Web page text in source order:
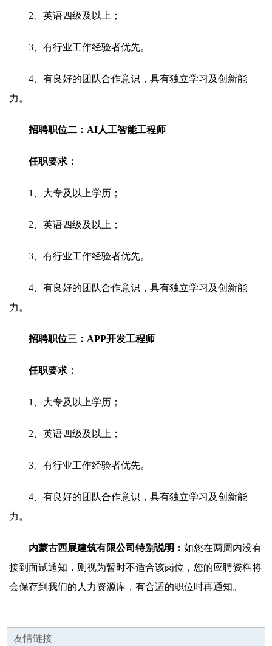
2、英语四级及以上；
3、有行业工作经验者优先。
4、有良好的团队合作意识，具有独立学习及创新能
力。
招聘职位二：AI人工智能工程师
任职要求：
1、大专及以上学历；
2、英语四级及以上；
3、有行业工作经验者优先。
4、有良好的团队合作意识，具有独立学习及创新能
力。
招聘职位三：APP开发工程师
任职要求：
1、大专及以上学历；
2、英语四级及以上；
3、有行业工作经验者优先。
4、有良好的团队合作意识，具有独立学习及创新能
力。
内蒙古西展建筑有限公司特别说明： 如您在两周内没有
接到面试通知，则视为暂时不适合该岗位，您的应聘资料将
会保存到我们的人力资源库，有合适的职位时再通知。
友情链接